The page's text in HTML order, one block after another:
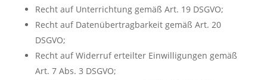
Recht auf Unterrichtung gemäß Art. 19 DSGVO;
Recht auf Datenübertragbarkeit gemäß Art. 20
DSGVO;
Recht auf Widerruf erteilter Einwilligungen gemäß
Art. 7 Abs. 3 DSGVO;